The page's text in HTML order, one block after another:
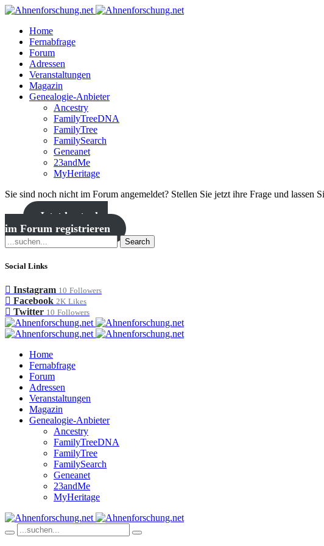
Home
Fernabfrage
Forum
Adressen
Veranstaltungen
Magazin
Genealogie-Anbieter
Ancestry
FamilyTreeDNA
FamilyTree
FamilySearch
Geneanet
23andMe
MyHeritage
Sie sind noch nicht im Forum angemeldet? Stellen Sie jetzt ihre Frage und lassen
Jetzt kostenlos
im Forum registrieren
Search
Social Links
Instagram 10 Followers
Facebook 2K Likes
Twitter 10 Followers
Home
Fernabfrage
Forum
Adressen
Veranstaltungen
Magazin
Genealogie-Anbieter
Ancestry
FamilyTreeDNA
FamilyTree
FamilySearch
Geneanet
23andMe
MyHeritage